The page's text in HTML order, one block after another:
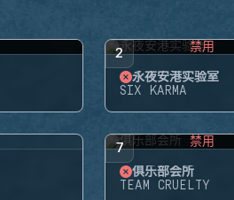
2 禁用
永夜安港实验室
SIX KARMA
7 禁用
俱乐部会所
TEAM CRUELTY